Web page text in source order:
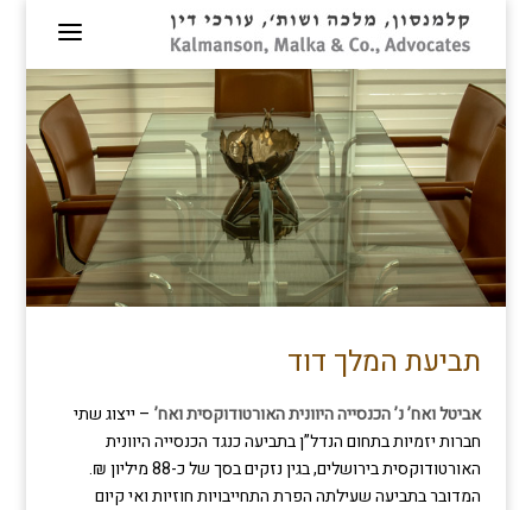
תביעת המלך דוד
אביטל ואח’ נ’ הכנסייה היוונית האורטודוקסית ואח’– ייצוג שתי
חברות יזמיות בתחום הנדל”ן בתביעה כנגד הכנסייה היוונית
האורטודוקסית בירושלים, בגין נזקים בסך של כ-88 מיליון ₪.
המדובר בתביעה שעילתה הפרת התחייבויות חוזיות ואי קיום